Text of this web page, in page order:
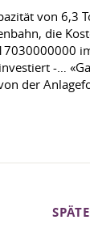
von 6,3
die
-…
der